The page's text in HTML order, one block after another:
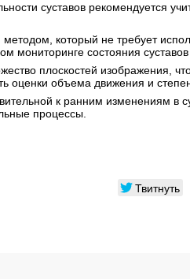
суставов рекомендуется
который не требует
мониторинге состояния
плоскостей изображения,
оценки объема движения и
к ранним изменениям в
процессы.
Твитнуть